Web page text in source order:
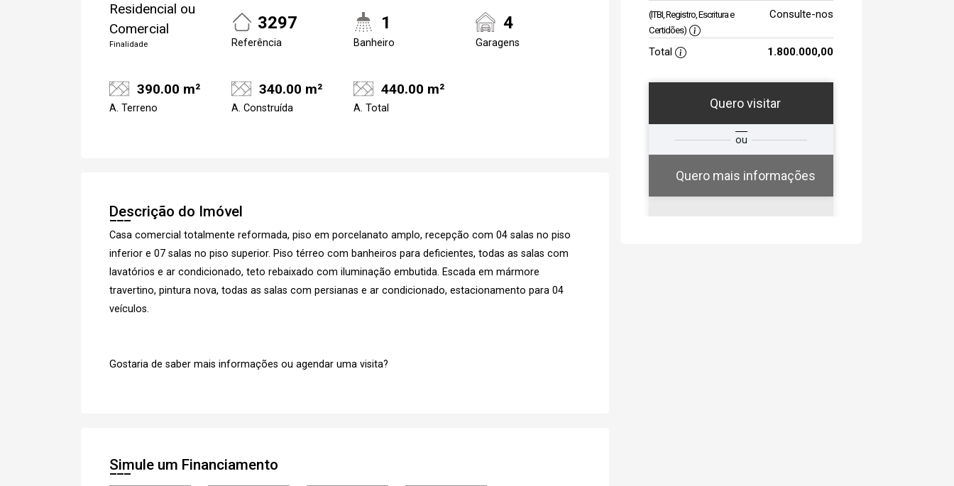
Residencial ou
Comercial
Finalidade
3297
Referência
1
Banheiro
4
Garagens
390.00 m²
A. Terreno
340.00 m²
A. Construída
440.00 m²
A. Total
Descrição do Imóvel
Casa comercial totalmente reformada, piso em porcelanato amplo, recepção com 04 salas no piso
inferior e 07 salas no piso superior. Piso térreo com banheiros para deficientes, todas as salas com
lavatórios e ar condicionado, teto rebaixado com iluminação embutida. Escada em mármore
travertino, pintura nova, todas as salas com persianas e ar condicionado, estacionamento para 04
veículos.
Gostaria de saber mais informações ou agendar uma visita?
Simule um Financiamento
(ITBI, Registro, Escritura e
Certidões)
Consulte-nos
Total 1.800.000,00
Quero visitar
ou
Quero mais informações
Qual o melhor dia e
horário para você?
19h00
Login